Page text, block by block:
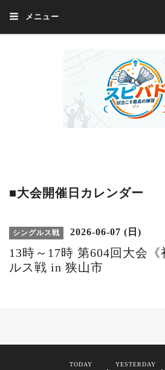
メニュー
■大会開催日カレンダー
シングルス戦 2026-06-07 (日)
13時～17時 第604回大会《
ルス戦 in 狭山市
TODAY YESTERDAY